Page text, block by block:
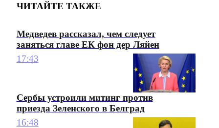
ЧИТАЙТЕ ТАКЖЕ
Медведев рассказал, чем следует
заняться главе ЕК фон дер Ляйен
17:43
Сербы устроили митинг против
приезда Зеленского в Белград
16:48